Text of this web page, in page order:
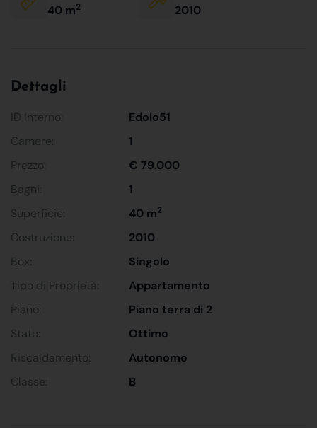
40 m2
2010
Dettagli
ID Interno:
Edolo51
Camere:
1
Prezzo:
€ 79.000
Bagni:
1
Superficie:
40 m2
Costruzione:
2010
Box:
Singolo
Tipo di Proprietà:
Appartamento
Piano:
Piano terra di 2
Stato:
Ottimo
Riscaldamento:
Autonomo
Classe:
B